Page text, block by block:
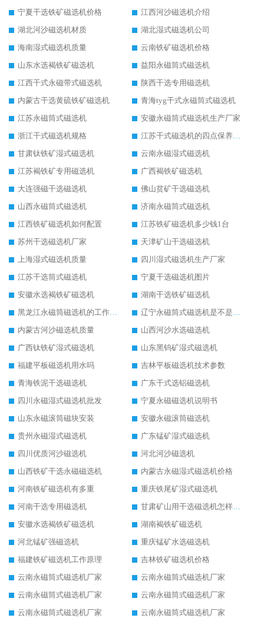
宁夏干选铁矿磁选机价格
江西河沙磁选机介绍
湖北河沙磁选机材质
湖北湿式磁选机公司
海南湿式磁选机质量
云南铁矿磁选机价格
山东水选褐铁矿磁选机
益阳永磁筒式磁选机
江西干式永磁带式磁选机
陕西干选专用磁选机
内蒙古干选黄硫铁矿磁选机
青海tyg干式永磁筒式磁选机
江苏永磁筒式磁选机
安徽永磁筒式磁选机生产厂家
浙江干式磁选机规格
江苏干式磁选机的四点保养秘籍
甘肃钛铁矿湿式磁选机
云南永磁湿式磁选机
江苏褐铁矿专用磁选机
广西褐铁矿磁选机
大连强磁干选磁选机
佛山贫矿干选磁选机
山西永磁筒式磁选机
济南永磁筒式磁选机
江西铁矿磁选机如何配置
江苏铁矿磁选机多少钱1台
苏州干选磁选机厂家
天津矿山干选磁选机
上海湿式磁选机质量
四川湿式磁选机生产厂家
江苏干选筒式磁选机
宁夏干选磁选机图片
安徽水选褐铁矿磁选机
湖南干选铁矿磁选机
黑龙江永磁筒磁选机的工作原理
辽宁永磁筒式磁选机是不是强磁
内蒙古河沙磁选机质量
山西河沙水选磁选机
广西钛铁矿湿式磁选机
山东黑钨矿湿式磁选机
福建平板磁选机用水吗
吉林平板磁选机技术参数
青海铁泥干选磁选机
广东干式选铝磁选机
四川永磁湿式磁选机批发
宁夏永磁磁选机说明书
山东永磁滚筒磁块安装
安徽永磁滚筒磁选机
贵州永磁湿式磁选机
广东锰矿湿式磁选机
四川优质河沙磁选机
河北河沙磁选机
山西铁矿干选永磁磁选机
内蒙古永磁湿式磁选机价格
河南铁矿磁选机有多重
重庆铁尾矿湿式磁选机
河南干选专用磁选机
甘肃矿山用干选磁选机怎样调磁
安徽水选褐铁矿磁选机
湖南褐铁矿磁选机
河北锰矿强磁选机
重庆锰矿水选磁选机
福建铁矿磁选机工作原理
吉林铁矿磁选机价格
云南永磁筒式磁选机厂家
云南永磁筒式磁选机厂家
云南永磁筒式磁选机厂家
云南永磁筒式磁选机厂家
云南永磁筒式磁选机厂家
云南永磁筒式磁选机厂家